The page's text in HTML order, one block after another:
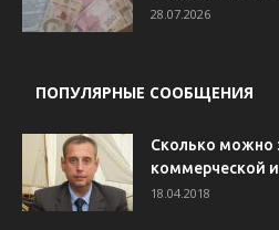
28.07.2026
ПОПУЛЯРНЫЕ СООБЩЕНИЯ
Сколько можно
коммерческой
18.04.2018